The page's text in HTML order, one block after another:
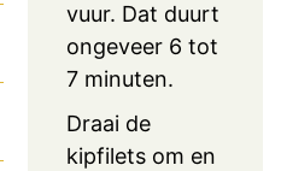
vuur. Dat duurt
ongeveer 6 tot
7 minuten.
Draai de
kipfilets om en